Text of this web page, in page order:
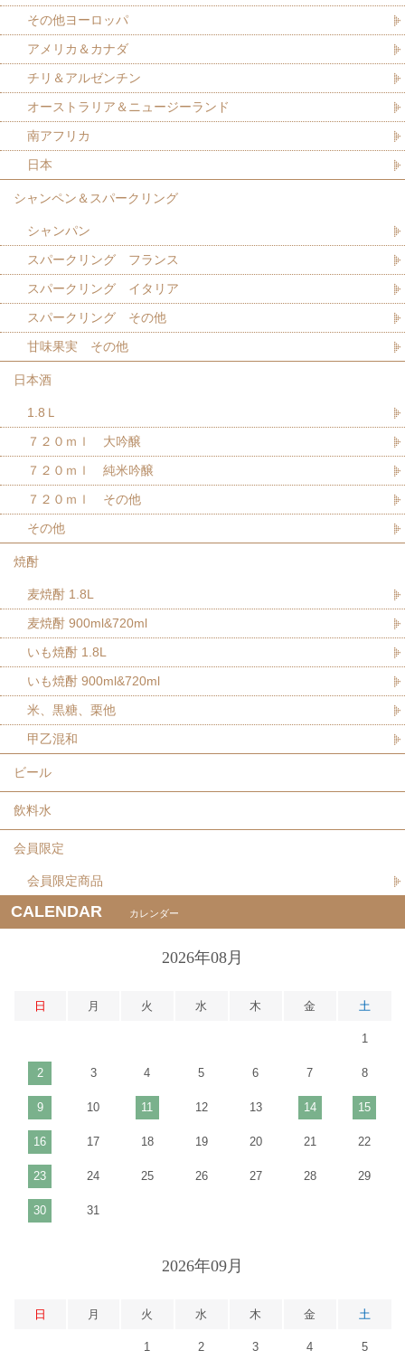
その他ヨーロッパ
アメリカ＆カナダ
チリ＆アルゼンチン
オーストラリア＆ニュージーランド
南アフリカ
日本
シャンペン＆スパークリング
シャンパン
スパークリング フランス
スパークリング イタリア
スパークリング その他
甘味果実 その他
日本酒
1.8Ｌ
７２０ｍｌ 大吟醸
７２０ｍｌ 純米吟醸
７２０ｍｌ その他
その他
焼酎
麦焼酎 1.8L
麦焼酎 900ml&720ml
いも焼酎 1.8L
いも焼酎 900ml&720ml
米、黒糖、栗他
甲乙混和
ビール
飲料水
会員限定
会員限定商品
CALENDAR カレンダー
2026年08月
日 月 火 水 木 金 土
1
2 3 4 5 6 7 8
9 10 11 12 13 14 15
16 17 18 19 20 21 22
23 24 25 26 27 28 29
30 31
2026年09月
日 月 火 水 木 金 土
1 2 3 4 5